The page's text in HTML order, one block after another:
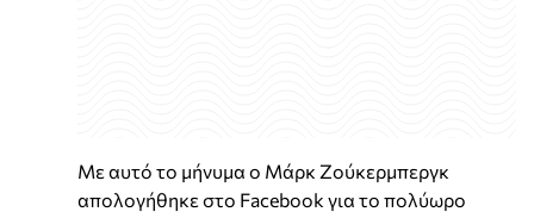
Με αυτό το μήνυμα ο Μάρκ Ζούκερμπεργκ
απολογήθηκε στο Facebook για το πολύωρο